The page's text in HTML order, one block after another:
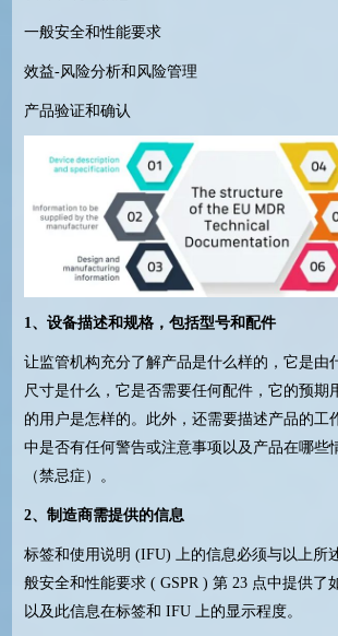
一般安全和性能要求
效益-风险分析和风险管理
产品验证和确认
1、设备描述和规格，包括型号和配件
让监管机构充分了解产品是什么样的，它是由
尺寸是什么，它是否需要任何配件，它的预期
的用户是怎样的。此外，还需要描述产品的工
中是否有任何警告或注意事项以及产品在哪些
（禁忌症）。
2、制造商需提供的信息
标签和使用说明 (IFU) 上的信息必须与以上所
般安全和性能要求( GSPR ) 第23 点中提供了
以及此信息在标签和 IFU 上的显示程度。